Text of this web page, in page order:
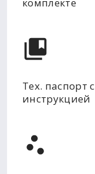
Тех. паспорт с
инструкцией